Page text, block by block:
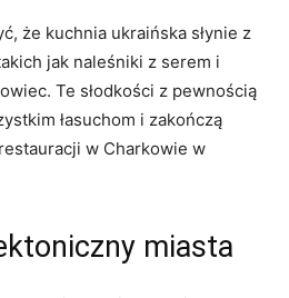
że kuchnia ukraińska ‍słynie z
jak naleśniki z serem⁢ i
Te słodkości z ⁤pewnością
łasuchom i‍ zakończą
w Charkowie w
miasta